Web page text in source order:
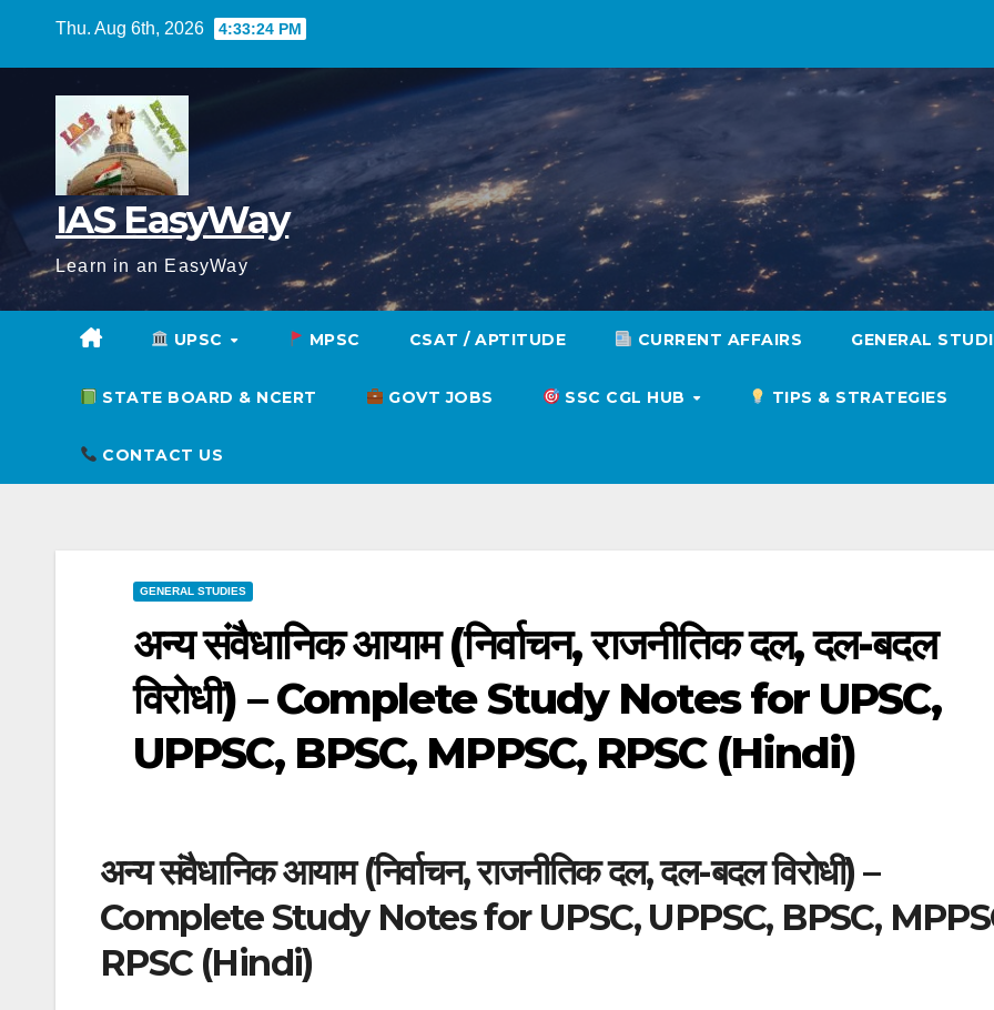
Thu. Aug 6th, 2026 4:33:25 PM
IAS EasyWay
Learn in an EasyWay
UPSC MPSC CSAT / APTITUDE CURRENT AFFAIRS GENERAL
STATE BOARD & NCERT GOVT JOBS SSC CGL HUB TIPS & STRATEGIES
CONTACT US
GENERAL STUDIES
अन्य संवैधानिक आयाम (निर्वाचन, राजनीतिक दल, दल-बदल
विरोधी) – Complete Study Notes for UPSC,
UPPSC, BPSC, MPPSC, RPSC (Hindi)
अन्य संवैधानिक आयाम (निर्वाचन, राजनीतिक दल, दल-बदल विरोधी) –
Complete Study Notes for UPSC, UPPSC, BPSC,
RPSC (Hindi)